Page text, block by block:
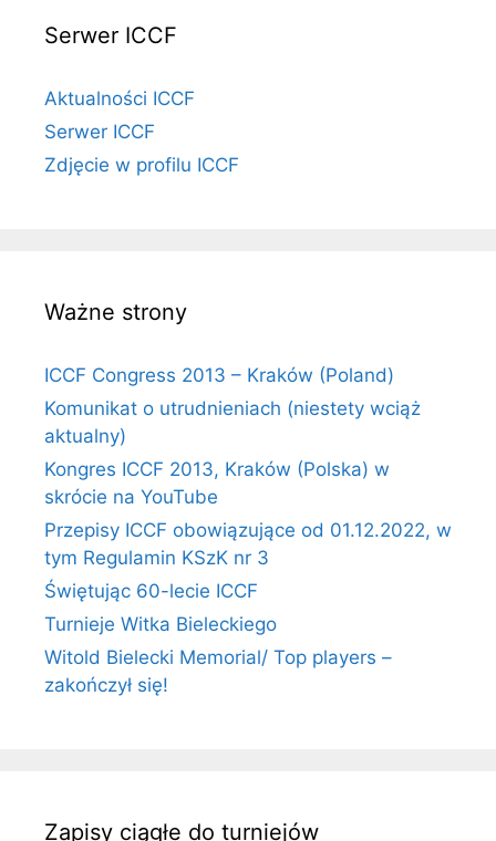
Serwer ICCF
Aktualności ICCF
Serwer ICCF
Zdjęcie w profilu ICCF
Ważne strony
ICCF Congress 2013 – Kraków (Poland)
Komunikat o utrudnieniach (niestety wciąż
aktualny)
Kongres ICCF 2013, Kraków (Polska) w
skrócie na YouTube
Przepisy ICCF obowiązujące od 01.12.2022, w
tym Regulamin KSzK nr 3
Świętując 60-lecie ICCF
Turnieje Witka Bieleckiego
Witold Bielecki Memorial/ Top players –
zakończył się!
Zapisy ciągłe do turniejów